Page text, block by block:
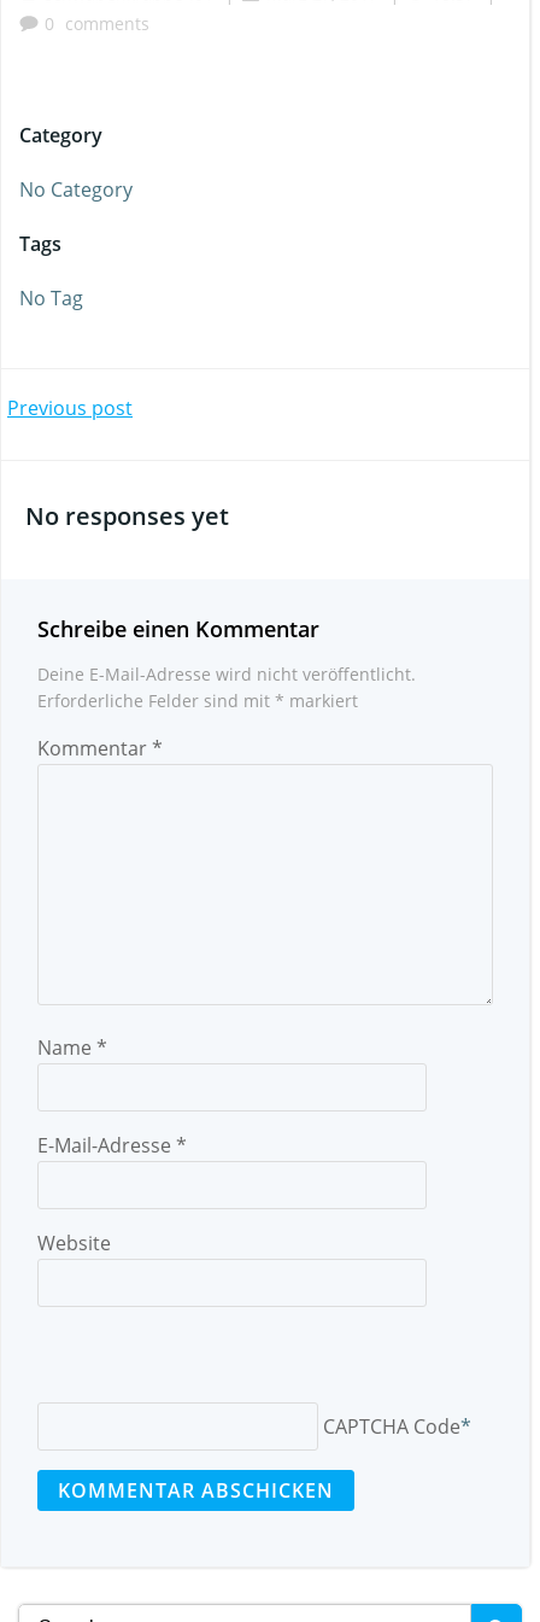
0 comments
Category
No Category
Tags
No Tag
Beitragsnavigation
Previous post
No responses yet
Schreibe einen Kommentar
Deine E-Mail-Adresse wird nicht veröffentlicht.
Erforderliche Felder sind mit * markiert
Kommentar*
Name *
E-Mail-Adresse *
Website
CAPTCHA Code*
Search